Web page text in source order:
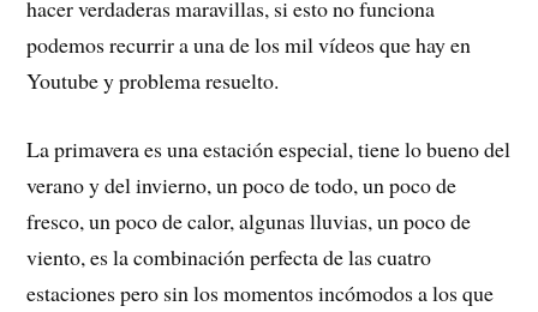
hacer verdaderas maravillas, si esto no funciona
podemos recurrir a una de los mil vídeos que hay en
Youtube y problema resuelto.
La primavera es una estación especial, tiene lo bueno del
verano y del invierno, un poco de todo, un poco de
fresco, un poco de calor, algunas lluvias, un poco de
viento, es la combinación perfecta de las cuatro
estaciones pero sin los momentos incómodos a los que